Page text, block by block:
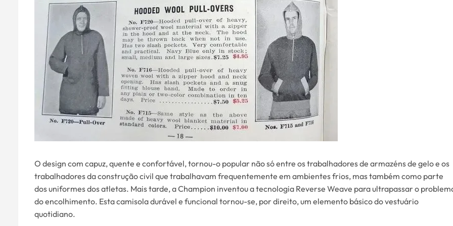
O design com capuz, quente e confortável, tornou-o popular não só entre os trabalhadores de armazéns de gelo e os
trabalhadores da construção civil que trabalhavam frequentemente em ambientes frios, mas também como parte
dos uniformes dos atletas. Mais tarde, a Champion inventou a tecnologia Reverse Weave para ultrapassar o
do encolhimento. Esta camisola durável e funcional tornou-se, por direito, um elemento básico do vestuário
quotidiano.